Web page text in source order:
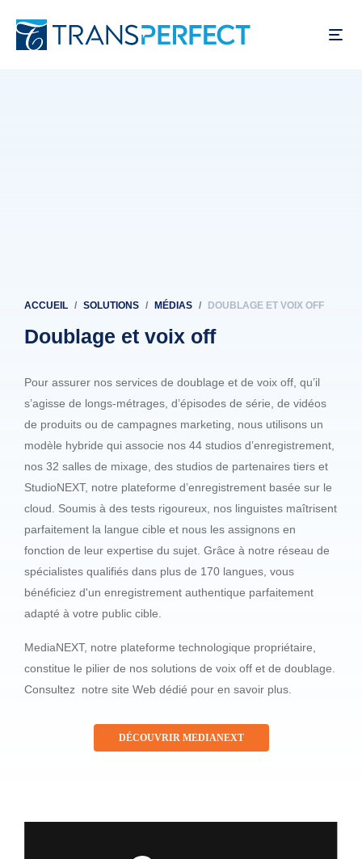
au
Fil
d'Ariane
ACCUEIL SOLUTIONS MÉDIAS DOUBLAGE ET VOIX OFF
Doublage et voix off
Pour assurer nos services de doublage et de voix off, qu’il
s’agisse de longs-métrages, d’épisodes de série, de vidéos
de produits ou de campagnes marketing, nous utilisons un
modèle hybride qui associe nos 44 studios d’enregistrement,
nos 32 salles de mixage, des studios de partenaires tiers et
StudioNEXT, notre plateforme d’enregistrement basée sur le
cloud. Soumis à des tests rigoureux, nos linguistes maîtrisent
parfaitement la langue cible et nous les assignons en
fonction de leur expertise du sujet. Grâce à notre réseau de
spécialistes qualifiés dans plus de 170 langues, vous
bénéficiez d'un enregistrement authentique parfaitement
adapté à votre public cible.
MediaNEXT, notre plateforme technologique propriétaire,
constitue le pilier de nos solutions de voix off et de doublage.
Consultez notre site Web dédié pour en savoir plus.
DÉCOUVRIR MEDIANEXT